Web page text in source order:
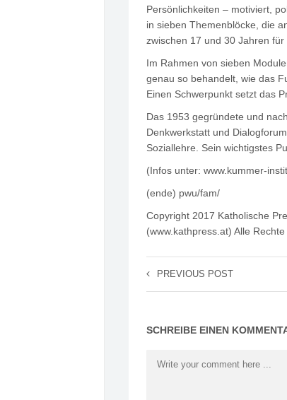
Persönlichkeiten – motiviert,
in sieben Themenblöcke, die
zwischen 17 und 30 Jahren
Im Rahmen von sieben
genau so behandelt, wie das
Einen Schwerpunkt setzt das
Das 1953 gegründete und
Denkwerkstatt und
Soziallehre. Sein wichtigstes
(Infos unter: www.kummer-
(ende) pwu/fam/
Copyright 2017 Katholische
(www.kathpress.at) Alle
PREVIOUS POST
SCHREIBE EINEN